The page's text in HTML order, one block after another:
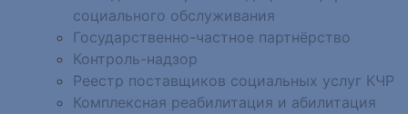
социального обслуживания
Государственно-частное партнёрство
Контроль-надзор
Реестр поставщиков социальных услуг КЧР
Комплексная реабилитация и абилитация